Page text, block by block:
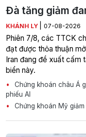
Đà tăng giảm
KHÁNH LY 07-08-2026
Phiên 7/8, các TTCK
đạt được thỏa thuận
Iran đang đề xuất cấm
biển này.
Chứng khoán châu Á
phiếu AI
Chứng khoán Mỹ